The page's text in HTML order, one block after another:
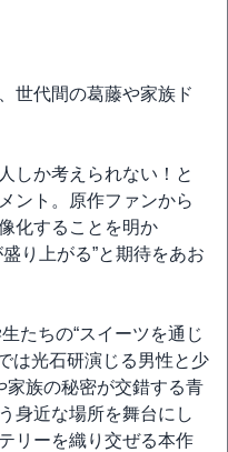
世代間の葛藤や家族ド
しか考えられない！と
ント。原作ファンから
化することを明か
り上がる”と期待をあお
たちの“スイーツを通じ
は光石研演じる男性と少
家族の秘密が交錯する青
身近な場所を舞台にし
リーを織り交ぜる本作